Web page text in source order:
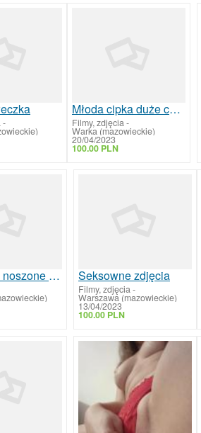
-
Młoda cipka duże cycki i sutki
Filmy, zdjęcia-
Warka (mazowieckie)
20/04/2023
100.00 PLN
Sprzedam noszone Majtki Seksowne zdjęcia
Filmy, zdjęcia-
Warszawa (mazowieckie)
13/04/2023
100.00 PLN